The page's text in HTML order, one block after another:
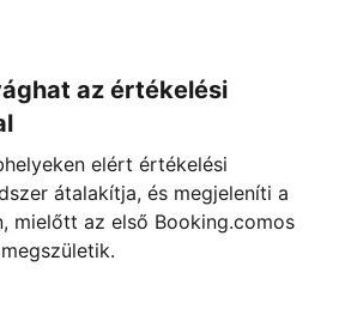
az értékelési
elért értékelési
átalakítja, és megjeleníti a
mielőtt az első Booking.comos